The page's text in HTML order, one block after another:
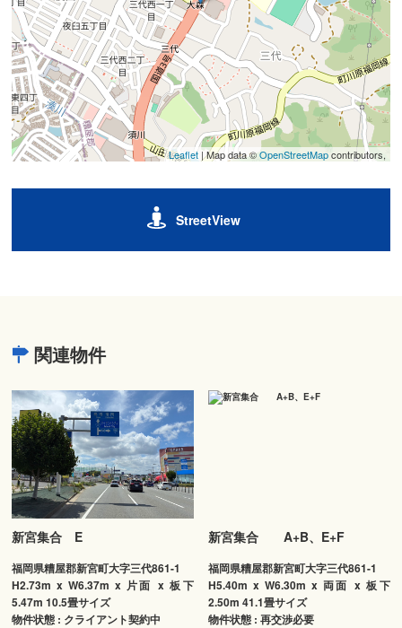
Leaflet| Map data ©OpenStreetMapcontributors,
StreetView
関連物件
新宮集合 E
福岡県糟屋郡新宮町大字三代861-1
H2.73m x W6.37m x 片面 x 板下
5.47m 10.5畳サイズ
物件状態 : クライアント契約中
新宮集合 A+B、E+F
福岡県糟屋郡新宮町大字三代861-1
H5.40m x W6.30m x 両面 x 板下
2.50m 41.1畳サイズ
物件状態 : 再交渉必要